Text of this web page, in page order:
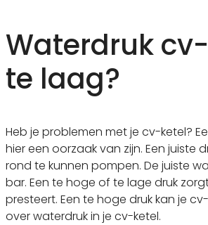
Waterdruk
te laag?
Heb je problemen met je cv-ketel?
hier een oorzaak van zijn. Een juiste
rond te kunnen pompen. De juiste
bar. Een te hoge of te lage druk
presteert. Een te hoge druk kan je
over waterdruk in je cv-ketel.